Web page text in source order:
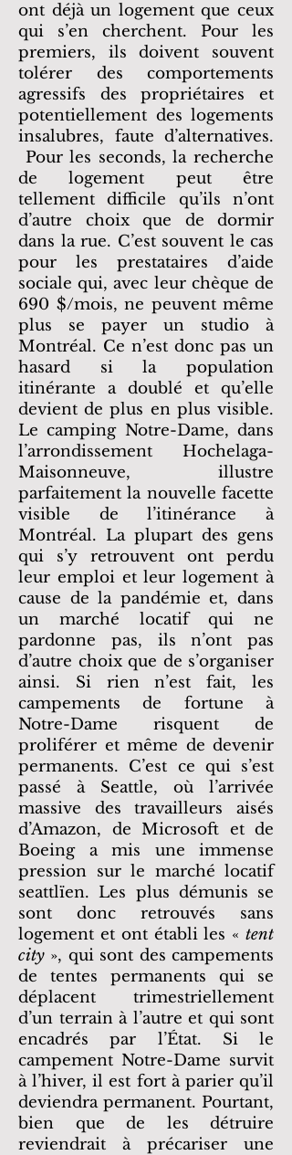
ont déjà un logement que ceux
qui s’en cherchent. Pour les
premiers, ils doivent souvent
tolérer des comportements
agressifs des propriétaires et
potentiellement des logements
insalubres, faute d’alternatives.
Pour les seconds, la recherche
de logement peut être
tellement difficile qu’ils n’ont
d’autre choix que de dormir
dans la rue. C’est souvent le cas
pour les prestataires d’aide
sociale qui, avec leur chèque de
690 $/mois, ne peuvent même
plus se payer un studio à
Montréal. Ce n’est donc pas un
hasard si la population
itinérante a doublé et qu’elle
devient de plus en plus visible.
Le camping Notre-Dame, dans
l’arrondissement Hochelaga-
Maisonneuve, illustre
parfaitement la nouvelle facette
visible de l’itinérance à
Montréal. La plupart des gens
qui s’y retrouvent ont perdu
leur emploi et leur logement à
cause de la pandémie et, dans
un marché locatif qui ne
pardonne pas, ils n’ont pas
d’autre choix que de s’organiser
ainsi. Si rien n’est fait, les
campements de fortune à
Notre-Dame risquent de
proliférer et même de devenir
permanents. C’est ce qui s’est
passé à Seattle, où l’arrivée
massive des travailleurs aisés
d’Amazon, de Microsoft et de
Boeing a mis une immense
pression sur le marché locatif
seattlïen. Les plus démunis se
sont donc retrouvés sans
logement et ont établi les « tent
city », qui sont des campements
de tentes permanents qui se
déplacent trimestriellement
d’un terrain à l’autre et qui sont
encadrés par l’État. Si le
campement Notre-Dame survit
à l’hiver, il est fort à parier qu’il
deviendra permanent. Pourtant,
bien que de les détruire
reviendrait à précariser une